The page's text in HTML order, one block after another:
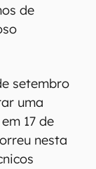
de
setembro
uma
17 de
nesta